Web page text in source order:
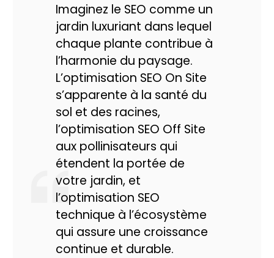
Imaginez le SEO comme un
jardin luxuriant dans lequel
chaque plante contribue à
l’harmonie du paysage.
L’optimisation SEO On Site
s’apparente à la santé du
sol et des racines,
l’optimisation SEO Off Site
aux pollinisateurs qui
étendent la portée de
votre jardin, et
l’optimisation SEO
technique à l’écosystème
qui assure une croissance
continue et durable.